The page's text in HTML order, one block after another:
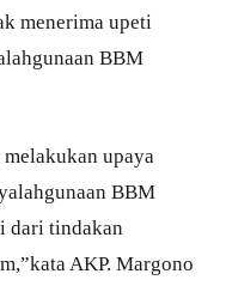
menerima upeti
BBM
upaya
BBM
dari tindakan
AKP. Margono